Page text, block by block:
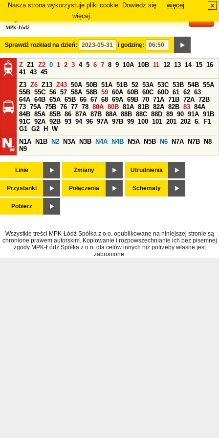
Nasza strona wykorzystuje pliki cookie. Dowiedz się
więcej.
więcej x
Sprawdź rozkład na dzień: i godzinę:
Z Z1 Z2 0 1 2 3 4 5 6 7 8 9 10A 10B 11 12 13 14 15 16
41 43 45
Z3 Z6 Z13 Z43 50A 50B 51A 51B 52 53A 53C 53B 54B 55A
55B 55C 56 57 58A 58B 59 60A 60B 60C 60D 61 62 63
64A 64B 65A 65B 66 67 68 69A 69B 70 71A 71B 72A 72B
73 75A 75B 76 77 78 80A 80B 81A 81B 82A 82B 83 84A
84B 85A 85B 86 87A 87B 88A 88B 88C 88D 89 90 91A 91B
91C 92A 92B 93 94 96 97A 97B 99 100 101 201 202 6.
F1
G1 G2 H
W
N1A
N1B N2 N3A N3B N4A N4B N5A N5B N6 N7A N7B
N8
N9
Linie Zmiany Utrudnienia
Przystanki Połączenia Schematy
Pobierz
Wszystkie treści MPK-Łódź Spółka z o.o. opublikowane na niniejszej stronie są
chronione prawem autorskim. Kopiowanie i rozpowszechnianie ich bez pisemnej
zgody MPK-Łódź Spółka z o.o. dla celów innych niż potrzeby własne jest
zabronione.